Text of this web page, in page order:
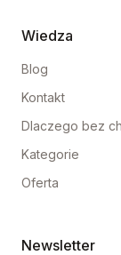
Wiedza
Blog
Kontakt
Dlaczego bez
Kategorie
Oferta
Newsletter